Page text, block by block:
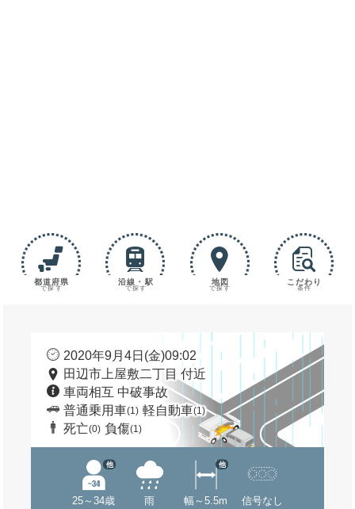
都道府県
で探す
沿線・駅
で探す
地図
で探す
こだわり
条件
2020年9月4日(金)09:02
田辺市上屋敷二丁目 付近
車両相互 中破事故
普通乗用車(1) 軽自動車(1)
死亡(0) 負傷(1)
25～34歳
他
雨 幅～5.5m
他
信号なし